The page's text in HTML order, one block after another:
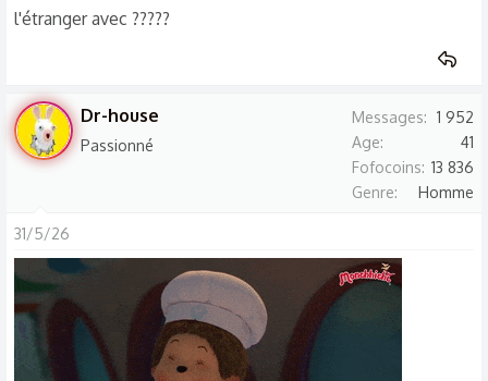
l'étranger avec ?????
Dr-house
Passionné
Messages
1 952
Age
41
Fofocoins 13 836
Genre
Homme
31/5/26